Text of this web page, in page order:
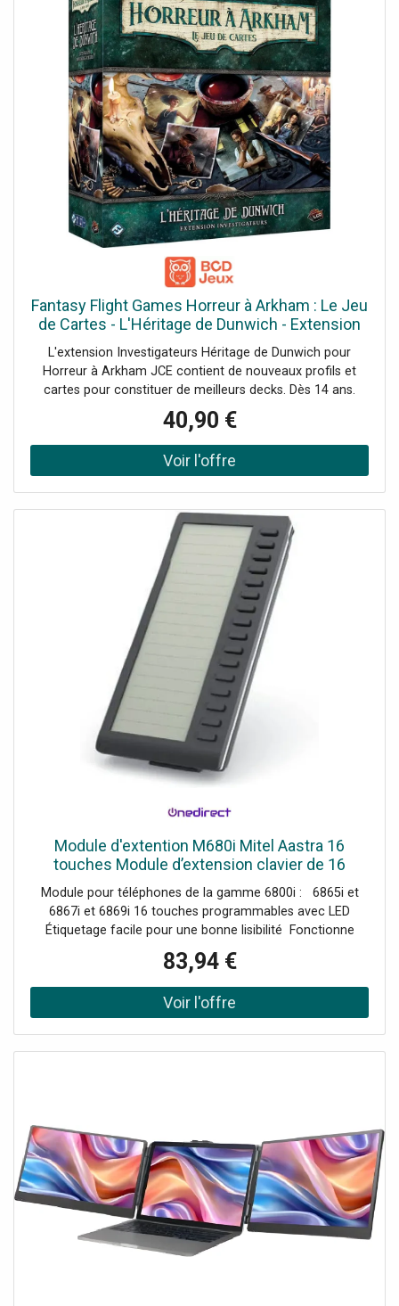
Fantasy Flight Games Horreur à Arkham : Le Jeu
de Cartes - L'Héritage de Dunwich - Extension
Investigateurs
L'extension Investigateurs Héritage de Dunwich pour
Horreur à Arkham JCE contient de nouveaux profils et
cartes pour constituer de meilleurs decks. Dès 14 ans.
40,90 €
Module d'extention M680i Mitel Aastra 16
touches Module d’extension clavier de 16
touches Mitel Aastra
Module pour téléphones de la gamme 6800i : 6865i et
6867i et 6869i 16 touches programmables avec LED
Étiquetage facile pour une bonne lisibilité Fonctionne
directement avec le téléphone ; aucun adaptateur séparé
requis Possibilité de combiner 3 modules pour avoir
jusqu'a 48 touches de fonctions Meilleurs gestion de vos
conversations
83,94 €